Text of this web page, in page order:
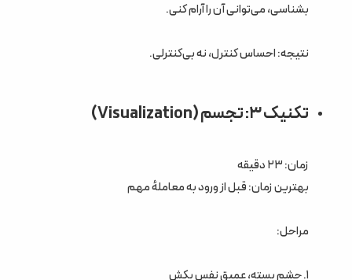
بشناسی، می‌توانی آن را آرام کنی.
نتیجه: احساس کنترل، نه بی‌کنترلی.
تکنیک ۳: تجسم (Visualization)
زمان: ۲۳ دقیقه
بهترین زمان: قبل از ورود به معاملهٔ مهم
مراحل:
۱. چشم بسته، عمیق نفس بکش